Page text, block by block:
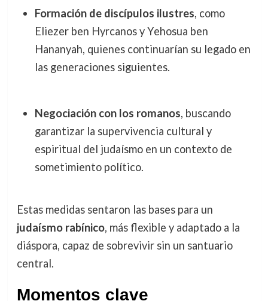
Formación de discípulos ilustres, como
Eliezer ben Hyrcanos y Yehosua ben
Hananyah, quienes continuarían su legado en
las generaciones siguientes.
Negociación con los romanos, buscando
garantizar la supervivencia cultural y
espiritual del judaísmo en un contexto de
sometimiento político.
Estas medidas sentaron las bases para un
judaísmo rabínico, más flexible y adaptado a la
diáspora, capaz de sobrevivir sin un santuario
central.
Momentos clave